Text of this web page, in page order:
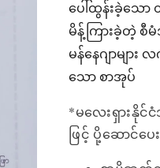
ပေါ်ထွန်းခဲ့သေ
မိန့်ကြားခဲ့တဲ့ စီ
မန်နေဂျာမျာ
သော စာအုပ်
*မလေးရှားနိုင်
ဖြင့် ပို့ဆောင်ပ